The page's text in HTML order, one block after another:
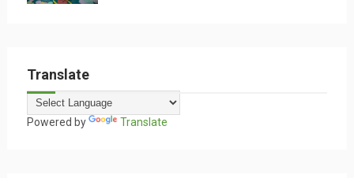
Translate
Powered by Translate